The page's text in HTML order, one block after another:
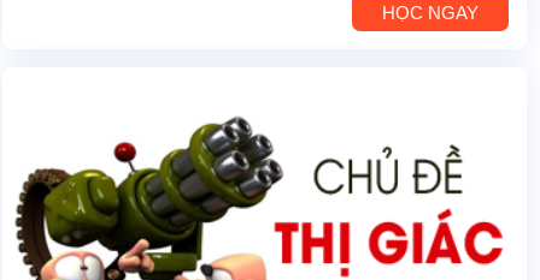
HỌC NGAY